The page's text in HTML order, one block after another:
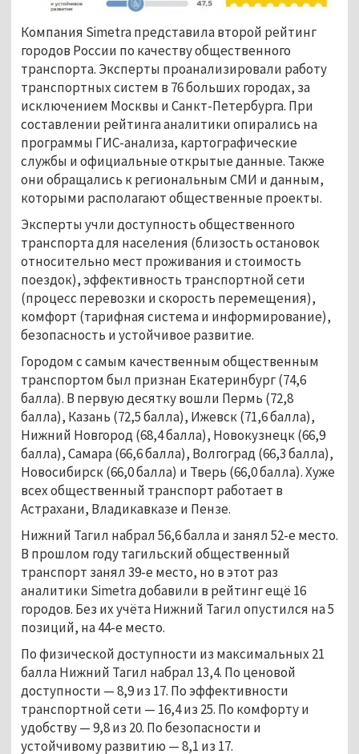
Компания Simetra представила второй рейтинг
городов России по качеству общественного
транспорта. Эксперты проанализировали работу
транспортных систем в 76 больших городах, за
исключением Москвы и Санкт-Петербурга. При
составлении рейтинга аналитики опирались на
программы ГИС-анализа, картографические
службы и официальные открытые данные. Также
они обращались к региональным СМИ и данным,
которыми располагают общественные проекты.
Эксперты учли доступность общественного
транспорта для населения (близость остановок
относительно мест проживания и стоимость
поездок), эффективность транспортной сети
(процесс перевозки и скорость перемещения),
комфорт (тарифная система и информирование),
безопасность и устойчивое развитие.
Городом с самым качественным общественным
транспортом был признан Екатеринбург (74,6
балла). В первую десятку вошли Пермь (72,8
балла), Казань (72,5 балла), Ижевск (71,6 балла),
Нижний Новгород (68,4 балла), Новокузнецк (66,9
балла), Самара (66,6 балла), Волгоград (66,3 балла),
Новосибирск (66,0 балла) и Тверь (66,0 балла). Хуже
всех общественный транспорт работает в
Астрахани, Владикавказе и Пензе.
Нижний Тагил набрал 56,6 балла и занял 52-e место.
В прошлом году тагильский общественный
транспорт занял 39-e место, но в этот раз
аналитики Simetra добавили в рейтинг ещё 16
городов. Без их учёта Нижний Тагил опустился на 5
позиций, на 44-е место.
По физической доступности из максимальных 21
балла Нижний Тагил набрал 13,4. По ценовой
доступности — 8,9 из 17. По эффективности
транспортной сети — 16,4 из 25. По комфорту и
удобству — 9,8 из 20. По безопасности и
устойчивому развитию — 8,1 из 17.